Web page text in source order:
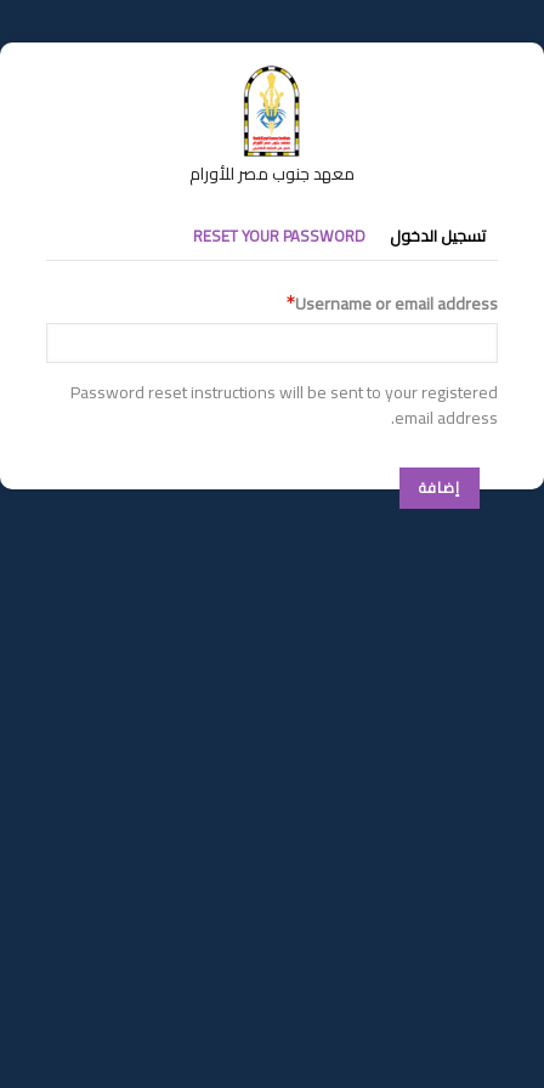
إلى
المحتوى
معهد جنوب مصر للأورام
التبويبات
الأساسية
تسجيل الدخول RESET YOUR PASSWORD
Username or email address
Password reset instructions will be sent to your registered
email address.